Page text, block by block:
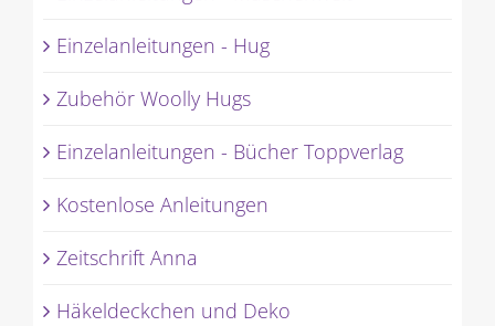
Einzelanleitungen - Hug
Zubehör Woolly Hugs
Einzelanleitungen - Bücher Toppverlag
Kostenlose Anleitungen
Zeitschrift Anna
Häkeldeckchen und Deko